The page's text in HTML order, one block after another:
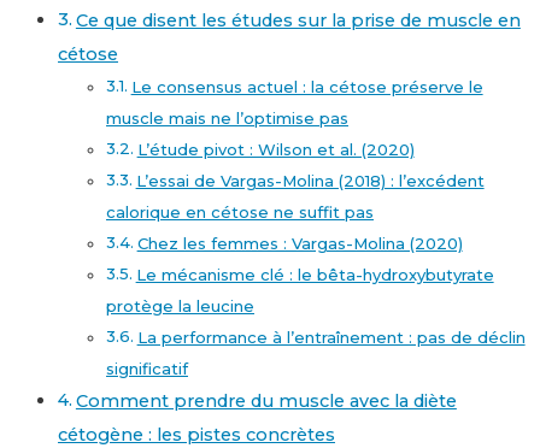
Ce que disent les études sur la prise de muscle en
cétose
Le consensus actuel : la cétose préserve le
muscle mais ne l’optimise pas
L’étude pivot : Wilson et al. (2020)
L’essai de Vargas-Molina (2018) : l’excédent
calorique en cétose ne suffit pas
Chez les femmes : Vargas-Molina (2020)
Le mécanisme clé : le bêta-hydroxybutyrate
protège la leucine
La performance à l’entraînement : pas de déclin
significatif
Comment prendre du muscle avec la diète
cétogène : les pistes concrètes